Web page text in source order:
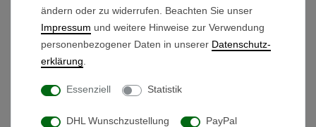
Lieferumfang:
Antriebsrad rechte Seite
ändern oder zu widerrufen. Beachten Sie unser
Impressum und weitere Hinweise zur Verwendung
personenbezogener Daten in unserer Daten­schutz­
erklärung
Essenziell Statistik
DHL Wunschzustellung PayPal